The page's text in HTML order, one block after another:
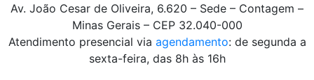
Av. João Cesar de Oliveira, 6.620 – Sede – Contagem –
Minas Gerais – CEP 32.040-000
Atendimento presencial via agendamento: de segunda a
sexta-feira, das 8h às 16h